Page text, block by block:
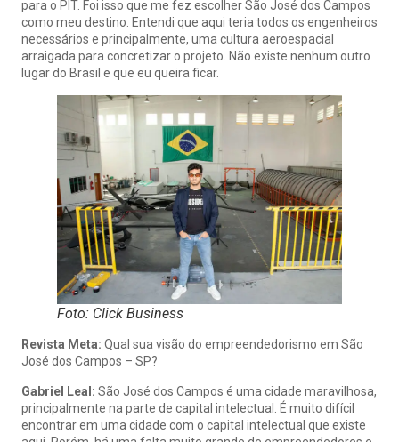
para o PIT. Foi isso que me fez escolher São José dos Campos
como meu destino. Entendi que aqui teria todos os engenheiros
necessários e principalmente, uma cultura aeroespacial
arraigada para concretizar o projeto. Não existe nenhum outro
lugar do Brasil e que eu queira ficar.
Foto: Click Business
Revista Meta: Qual sua visão do empreendedorismo em São
José dos Campos – SP?
Gabriel Leal: São José dos Campos é uma cidade maravilhosa,
principalmente na parte de capital intelectual. É muito difícil
encontrar em uma cidade com o capital intelectual que existe